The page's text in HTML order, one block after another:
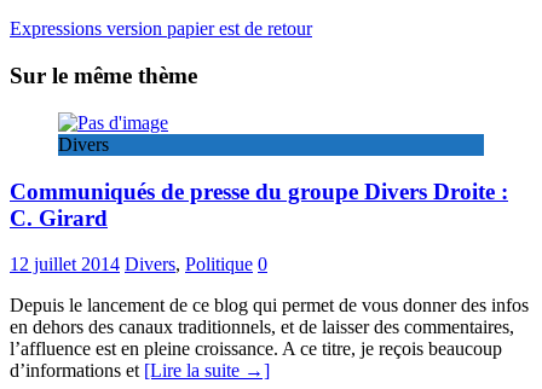
Expressions version papier est de retour
Sur le même thème
Divers
Communiqués de presse du groupe Divers Droite :
C. Girard
12 juillet 2014 Divers, Politique 0
Depuis le lancement de ce blog qui permet de vous donner des infos
en dehors des canaux traditionnels, et de laisser des commentaires,
l’affluence est en pleine croissance. A ce titre, je reçois beaucoup
d’informations et [Lire la suite →]